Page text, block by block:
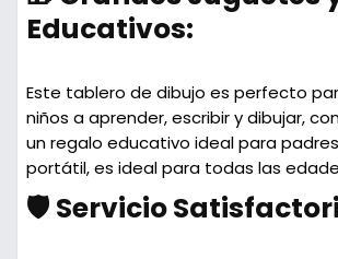
Educativos:
Este tablero de dibujo es perfecto
niños a aprender, escribir y dibujar,
un regalo educativo ideal para padres
portátil, es ideal para todas las
🛡️ Servicio